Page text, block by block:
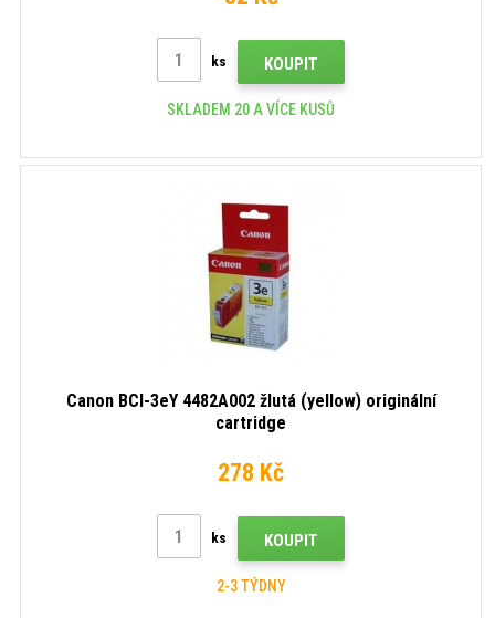
ks KOUPIT
SKLADEM 20 A VÍCE KUSŮ
Canon BCI-3eY 4482A002 žlutá (yellow) originální
cartridge
278 Kč
ks KOUPIT
2-3 TÝDNY